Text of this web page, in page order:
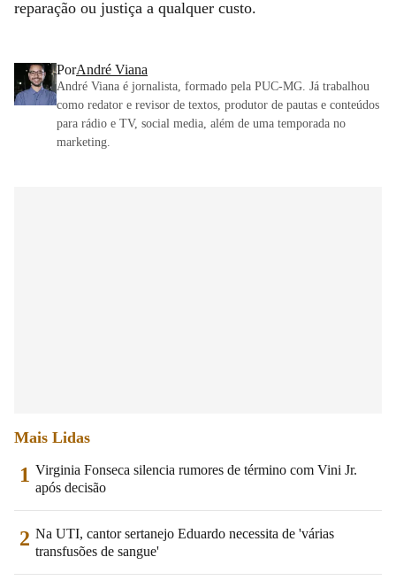
reparação ou justiça a qualquer custo.
PorAndré Viana
André Viana é jornalista, formado pela PUC-MG. Já trabalhou
como redator e revisor de textos, produtor de pautas e conteúdos
para rádio e TV, social media, além de uma temporada no
marketing.
Mais Lidas
1 Virginia Fonseca silencia rumores de término com Vini Jr.
após decisão
2 Na UTI, cantor sertanejo Eduardo necessita de 'várias
transfusões de sangue'